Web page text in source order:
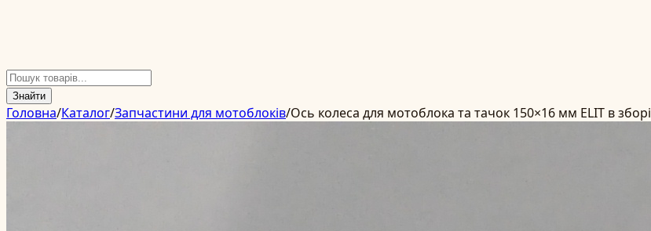
Знайти
Головна/Каталог/Запчастини для мотоблоків/Ось колеса для мотоблока та тачок 150×16 мм ELIT в зборі